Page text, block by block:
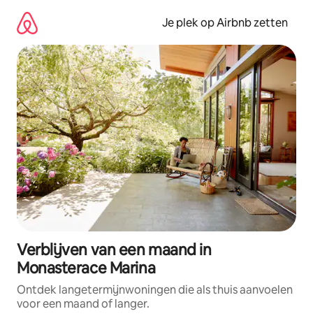
direct
naar
inhoud
Je plek op Airbnb zetten
Verblijven van een maand in
Monasterace Marina
Ontdek langetermijnwoningen die als thuis aanvoelen
voor een maand of langer.